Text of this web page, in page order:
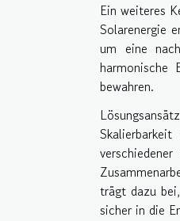
Ein weiteres
Solarenergie
um eine
harmonische
bewahren.
trägt dazu
sicher in die